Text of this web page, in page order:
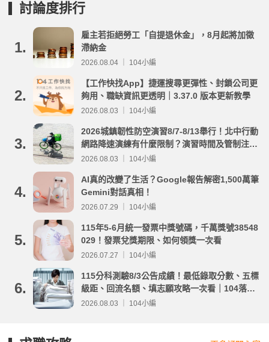
討論度排行
1.
雇主若拒絕勞工「自提退休金」，8月起將加徵
滯納金
2026.08.04 ｜ 104小編
2.
【工作快找App】捷運搜尋更彈性、封鎖公司更
夠用、職缺資訊更透明｜3.37.0 版本更新教學
2026.08.03 ｜ 104小編
3.
2026城鎮韌性防空演習8/7-8/13舉行！北中行動
網路降速演練有什麼限制？演習時間及管制注意
事項整理
2026.08.03 ｜ 104小編
4.
AI真的改變了生活？Google報告解密1,500萬筆
Gemini對話真相！
2026.07.29 ｜ 104小編
5.
115年5-6月統一發票中獎號碼，千萬獎號38548
029！發票兌獎期限、如何領獎一次看
2026.07.27 ｜ 104小編
6.
115分科測驗8/3公告成績！最低錄取分數、五標
級距、回流名額、填志願攻略一次看｜104落點
分析
2026.08.03 ｜ 104小編